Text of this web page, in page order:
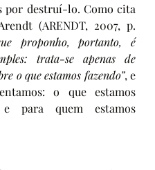
por destruí-lo. Como cita
(ARENDT, 2007, p.
proponho, portanto, é
trata-se apenas de
o que estamos fazendo”, e
o que estamos
e para quem estamos